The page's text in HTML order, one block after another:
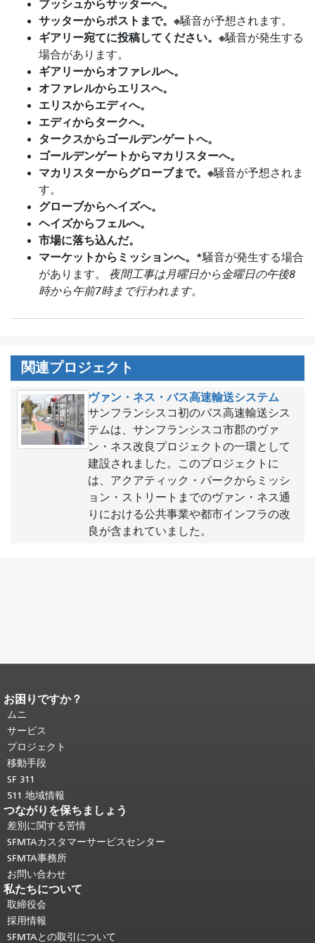
ブッシュからサッターへ。
サッターからポストまで。※騒音が予想されます。
ギアリー宛てに投稿してください。※騒音が発生する
場合があります。
ギアリーからオファレルへ。
オファレルからエリスへ。
エリスからエディへ。
エディからタークへ。
タークスからゴールデンゲートへ。
ゴールデンゲートからマカリスターへ。
マカリスターからグローブまで。※騒音が予想されま
す。
グローブからヘイズへ。
ヘイズからフェルへ。
市場に落ち込んだ。
マーケットからミッションへ。*騒音が発生する場合
があります。 夜間工事は月曜日から金曜日の午後8
時から午前7時まで行われます。
関連プロジェクト
ヴァン・ネス・バス高速輸送システム
サンフランシスコ初のバス高速輸送シス
テムは、サンフランシスコ市郡のヴァ
ン・ネス改良プロジェクトの一環として
建設されました。このプロジェクトに
は、アクアティック・パークからミッシ
ョン・ストリートまでのヴァン・ネス通
りにおける公共事業や都市インフラの改
良が含まれていました。
ページコンテンツの終わり。
ジの残りの部分はすべてのページで繰
り返されます。
頭に戻る。
お困りですか？
ムニ
サービス
プロジェクト
移動手段
SF 311
511 地域情報
つながりを保ちましょう
差別に関する苦情
SFMTAカスタマーサービスセンター
SFMTA事務所
お問い合わせ
私たちについて
取締役会
採用情報
SFMTAとの取引について